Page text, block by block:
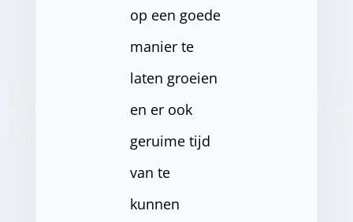
op een goede
manier te
laten groeien
en er ook
geruime tijd
van te
kunnen